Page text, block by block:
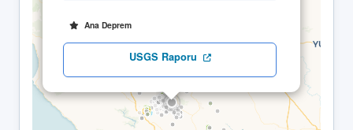
Ana Deprem
USGS Raporu